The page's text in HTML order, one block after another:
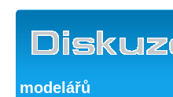
modelářů